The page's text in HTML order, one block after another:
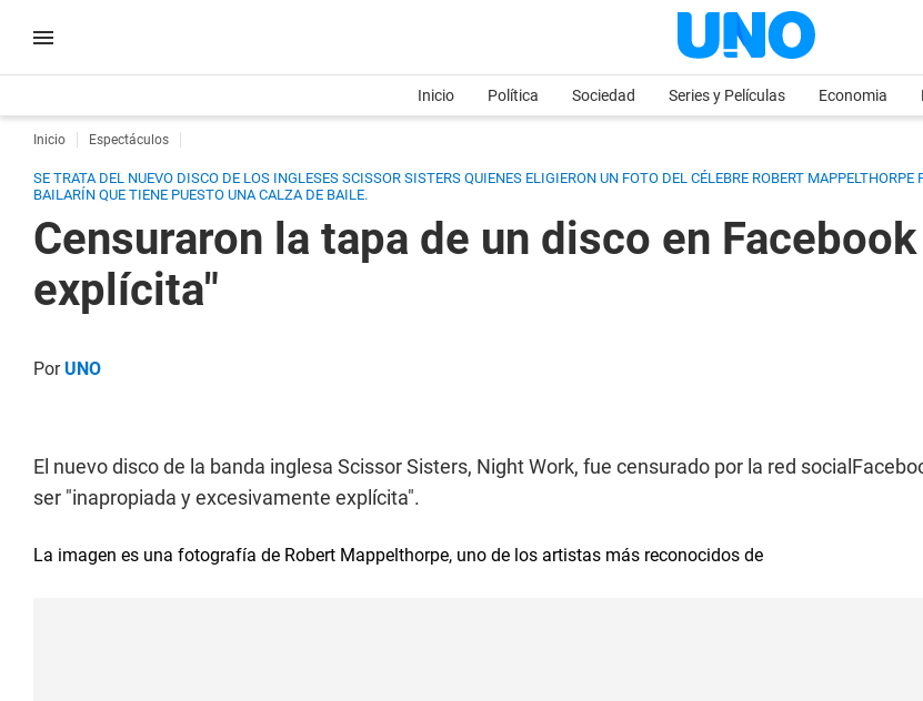
Inicio Política Sociedad Series y Películas Economia
Inicio Espectáculos
SE TRATA DEL NUEVO DISCO DE LOS INGLESES SCISSOR SISTERS QUIENES ELIGIERON UN FOTO DEL CÉLEBRE ROBERT
BAILARÍN QUE TIENE PUESTO UNA CALZA DE BAILE.
Censuraron la tapa de un disco en
explícita"
PorUNO
El nuevo disco de la banda inglesa Scissor Sisters, Night Work, fue censurado por la red
ser "inapropiada y excesivamente explícita".
La imagen es una fotografía de Robert Mappelthorpe, uno de los artistas más reconocidos de